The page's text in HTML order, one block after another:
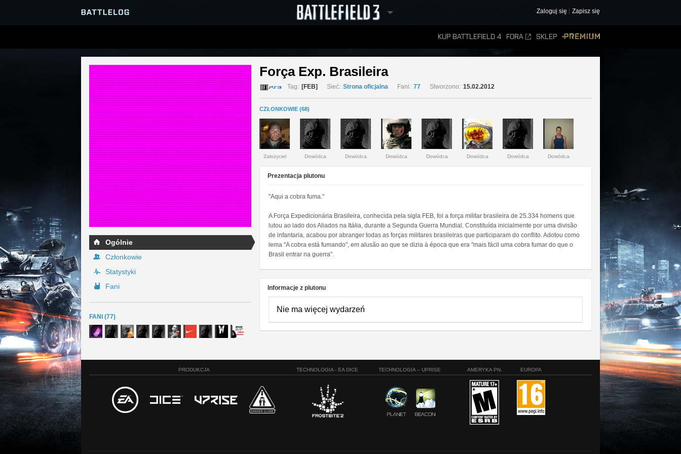
Zaloguj się Zapisz się
KUP BATTLEFIELD 4 FORA SKLEP
PRZEGLĄDARKA SERWERÓW
GRY
RANKINGI
Ogólnie
Członkowie
Statystyki
Fani
FANI (77)
Força Exp. Brasileira
Tag: [FEB] Sieć: Strona oficjalna Fani: 77 Stworzono: 15.02.2012
CZŁONKOWIE (68)
Założyciel Dowódca Dowódca Dowódca Dowódca Dowódca Dowódca Dowódca
Prezentacja plutonu
"Aqui a cobra fuma."
A Força Expedicionária Brasileira, conhecida pela sigla FEB, foi a força militar brasileira de 25.334 homens que
lutou ao lado dos Aliados na Itália, durante a Segunda Guerra Mundial. Constituída inicialmente por uma divisão
de infantaria, acabou por abranger todas as forças militares brasileiras que participaram do conflito. Adotou como
lema "A cobra está fumando", em alusão ao que se dizia à época que era "mais fácil uma cobra fumar do que o
Brasil entrar na guerra".
Informacje z plutonu
Nie ma więcej wydarzeń
PRODUKCJA TECHNOLOGIA - EA DICE TECHNOLOGIA – UPRISE AMERYKA PN. EUROPA